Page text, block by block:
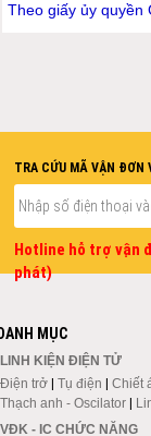
Theo giấy ủy quyền
TRA CỨU MÃ VẬN ĐƠN
Hotline hỗ trợ vận
phát)
MỤC
LINH KIỆN ĐIỆN TỬ
Điện trở | Tụ điện | Chiết
Thạch anh - Oscilator |
VĐK - IC CHỨC NĂNG